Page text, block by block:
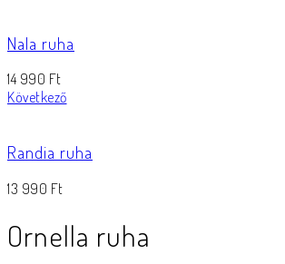
Nala ruha
14 990 Ft
Következő
Randia ruha
13 990 Ft
Ornella ruha